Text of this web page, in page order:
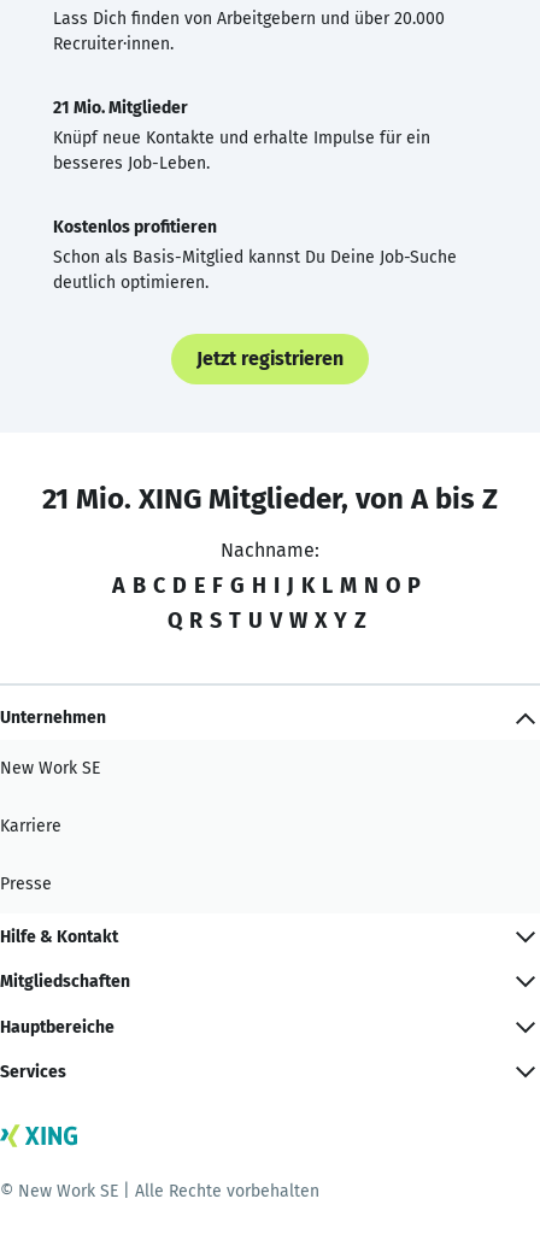
Lass Dich finden von Arbeitgebern und über 20.000
Recruiter·innen.
21 Mio. Mitglieder
Knüpf neue Kontakte und erhalte Impulse für ein
besseres Job-Leben.
Kostenlos profitieren
Schon als Basis-Mitglied kannst Du Deine Job-Suche
deutlich optimieren.
Jetzt registrieren
21 Mio. XING Mitglieder, von A bis Z
Nachname:
A B C D E F G H I J K L M N O P
Q R S T U V W X Y Z
Unternehmen
New Work SE
Karriere
Presse
Hilfe & Kontakt
Mitgliedschaften
Hauptbereiche
Services
© New Work SE | Alle Rechte vorbehalten